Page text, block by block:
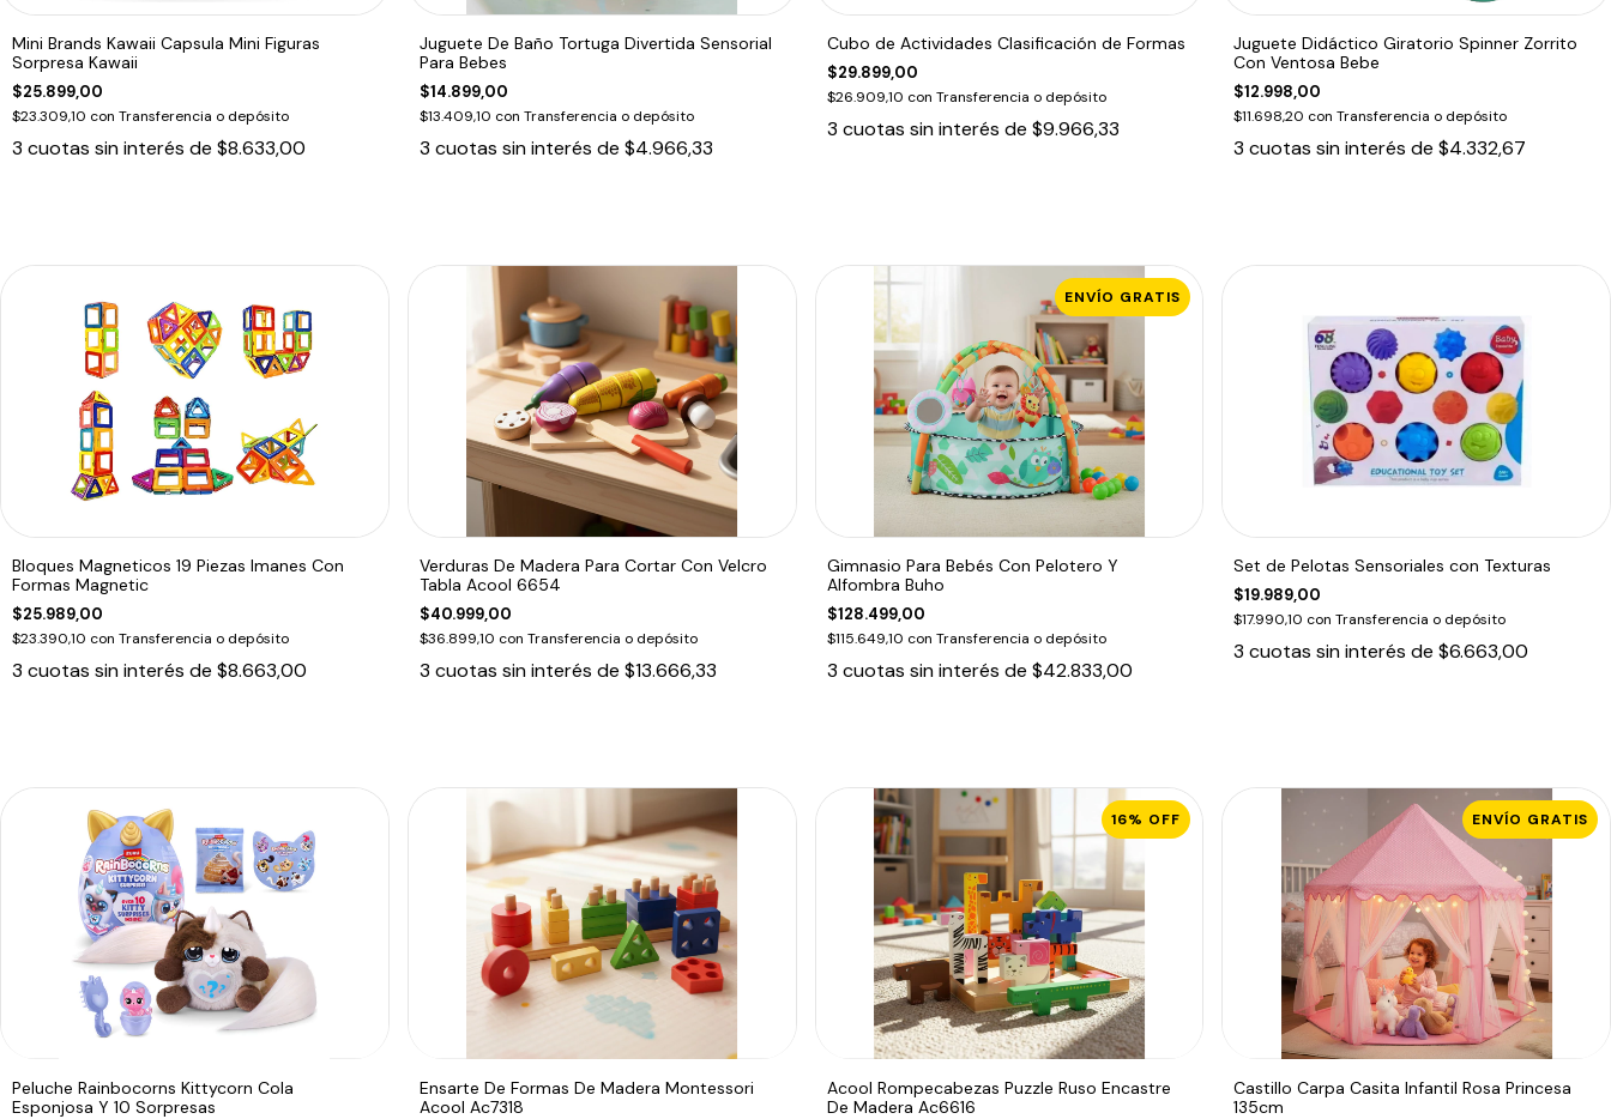
Mini Brands Kawaii Capsula Mini Figuras
Sorpresa Kawaii
$25.899,00
$23.309,10 con Transferencia o depósito
3 cuotas sin interés de $8.633,00
Juguete De Baño Tortuga Divertida Sensorial
Para Bebes
$14.899,00
$13.409,10 con Transferencia o depósito
3 cuotas sin interés de $4.966,33
Cubo de Actividades Clasificación de Formas
$29.899,00
$26.909,10 con Transferencia o depósito
3 cuotas sin interés de $9.966,33
Juguete Didáctico Giratorio Spinner Zorrito
Con Ventosa Bebe
$12.998,00
$11.698,20 con Transferencia o depósito
3 cuotas sin interés de$4.332,67
Bloques Magneticos 19 Piezas Imanes Con
Formas Magnetic
$25.989,00
$23.390,10 con Transferencia o depósito
3 cuotas sin interés de $8.663,00
Verduras De Madera Para Cortar Con Velcro
Tabla Acool 6654
$40.999,00
$36.899,10 con Transferencia o depósito
3 cuotas sin interés de $13.666,33
ENVÍO GRATIS
Gimnasio Para Bebés Con Pelotero Y
Alfombra Buho
$128.499,00
$115.649,10 con Transferencia o depósito
3 cuotas sin interés de $42.833,00
Set de Pelotas Sensoriales con Texturas
$19.989,00
$17.990,10 con Transferencia o depósito
3 cuotas sin interés de$6.663,00
Peluche Rainbocorns Kittycorn Cola
Esponjosa Y 10 Sorpresas
Ensarte De Formas De Madera Montessori
Acool Ac7318
16% OFF
Acool Rompecabezas Puzzle Ruso Encastre
De Madera Ac6616
ENVÍO GRATIS
Castillo Carpa Casita Infantil Rosa Princesa
135cm